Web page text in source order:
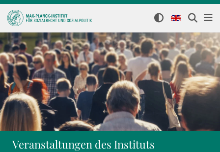
Veranstaltungen des Instituts